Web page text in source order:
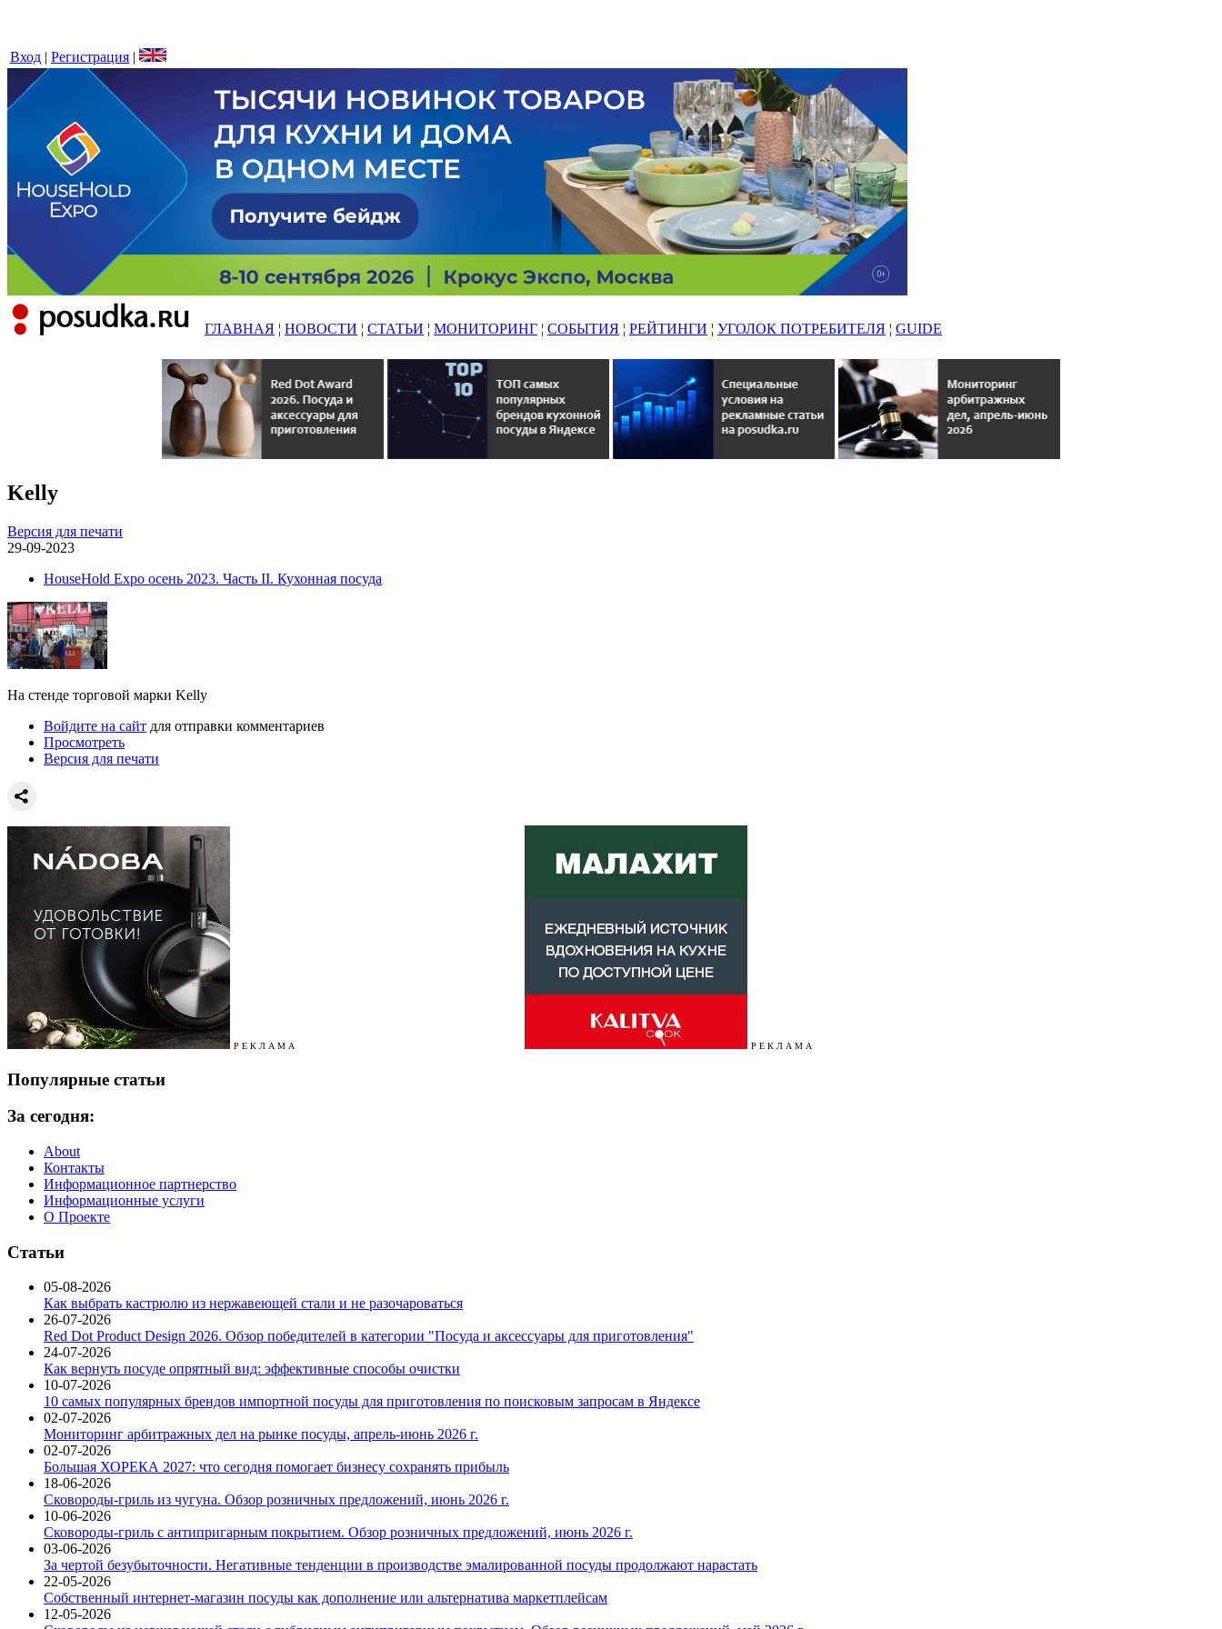
Вход | Регистрация |
ГЛАВНАЯ ¦ НОВОСТИ ¦ СТАТЬИ ¦ МОНИТОРИНГ ¦ СОБЫТИЯ ¦ РЕЙТИНГИ ¦ УГОЛОК ПОТРЕБИТЕЛЯ ¦ GUIDE
Kelly
Версия для печати
29-09-2023
HouseHold Expo осень 2023. Часть II. Кухонная посуда
На стенде торговой марки Kelly
Войдите на сайт для отправки комментариев
Просмотреть
Версия для печати
Р Е К Л А М А Р Е К Л А М А
Популярные статьи
За сегодня:
About
Контакты
Информационное партнерство
Информационные услуги
О Проекте
Статьи
05-08-2026
Как выбрать кастрюлю из нержавеющей стали и не разочароваться
26-07-2026
Red Dot Product Design 2026. Обзор победителей в категории "Посуда и аксессуары для приготовления"
24-07-2026
Как вернуть посуде опрятный вид: эффективные способы очистки
10-07-2026
10 самых популярных брендов импортной посуды для приготовления по поисковым запросам в Яндексе
02-07-2026
Мониторинг арбитражных дел на рынке посуды, апрель-июнь 2026 г.
02-07-2026
Большая ХОРЕКА 2027: что сегодня помогает бизнесу сохранять прибыль
18-06-2026
Сковороды-гриль из чугуна. Обзор розничных предложений, июнь 2026 г.
10-06-2026
Сковороды-гриль с антипригарным покрытием. Обзор розничных предложений, июнь 2026 г.
03-06-2026
За чертой безубыточности. Негативные тенденции в производстве эмалированной посуды продолжают нарастать
22-05-2026
Собственный интернет-магазин посуды как дополнение или альтернатива маркетплейсам
12-05-2026